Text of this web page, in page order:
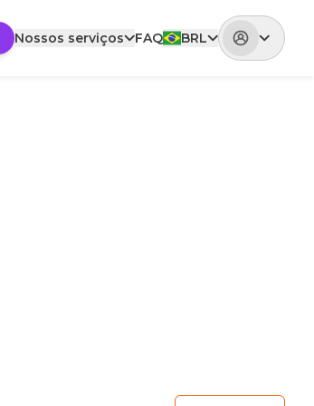
Nossos serviços FAQ BRL